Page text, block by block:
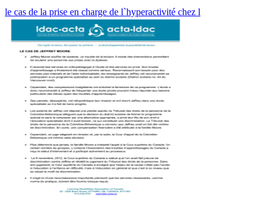
le cas de la prise en charge de l`hyperactivité chez l